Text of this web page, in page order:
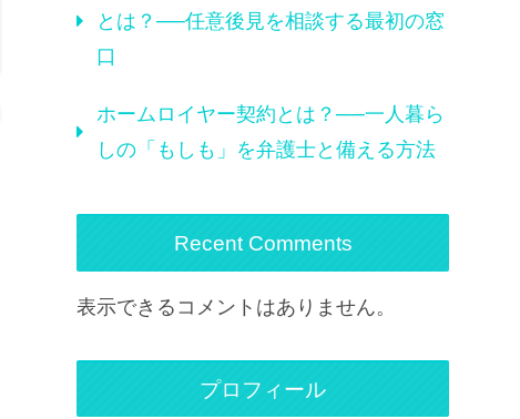
とは？──任意後見を相談する最初の窓
口
ホームロイヤー契約とは？──一人暮ら
しの「もしも」を弁護士と備える方法
Recent Comments
表示できるコメントはありません。
プロフィール